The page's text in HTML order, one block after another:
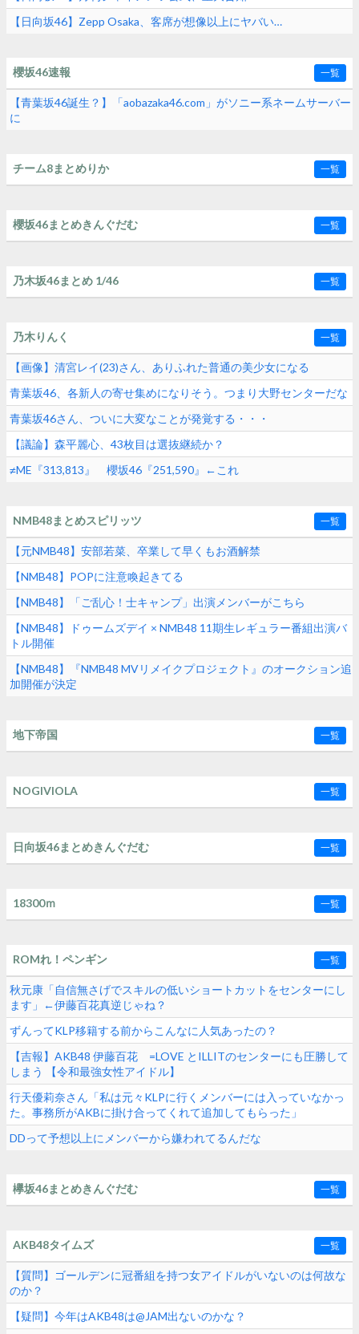
【日向坂46】Zepp Osaka、客席が想像以上にヤバい…
櫻坂46速報 一覧
【青葉坂46誕生？】「aobazaka46.com」がソニー系ネームサーバー
に
チーム8まとめりか 一覧
櫻坂46まとめきんぐだむ 一覧
乃木坂46まとめ 1/46 一覧
乃木りんく 一覧
【画像】清宮レイ(23)さん、ありふれた普通の美少女になる
青葉坂46、各新人の寄せ集めになりそう。つまり大野センターだな
青葉坂46さん、ついに大変なことが発覚する・・・
【議論】森平麗心、43枚目は選抜継続か？
≠ME『313,813』 櫻坂46『251,590』←これ
NMB48まとめスピリッツ 一覧
【元NMB48】安部若菜、卒業して早くもお酒解禁
【NMB48】POPに注意喚起きてる
【NMB48】「ご乱心！士キャンプ」出演メンバーがこちら
【NMB48】ドゥームズデイ × NMB48 11期生レギュラー番組出演バ
トル開催
【NMB48】『NMB48 MVリメイクプロジェクト』のオークション追
加開催が決定
地下帝国 一覧
NOGIVIOLA 一覧
日向坂46まとめきんぐだむ 一覧
18300ｍ 一覧
ROMれ！ペンギン 一覧
秋元康「自信無さげでスキルの低いショートカットをセンターにし
ます」←伊藤百花真逆じゃね？
ずんってKLP移籍する前からこんなに人気あったの？
【吉報】AKB48 伊藤百花 =LOVE とILLITのセンターにも圧勝して
しまう 【令和最強女性アイドル】
行天優莉奈さん「私は元々KLPに行くメンバーには入っていなかっ
た。事務所がAKBに掛け合ってくれて追加してもらった」
DDって予想以上にメンバーから嫌われてるんだな
欅坂46まとめきんぐだむ 一覧
AKB48タイムズ 一覧
【質問】ゴールデンに冠番組を持つ女アイドルがいないのは何故な
のか？
【疑問】今年はAKB48は@JAM出ないのかな？